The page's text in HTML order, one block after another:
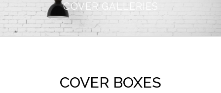
COVER GALLERIES
COVER BOXES